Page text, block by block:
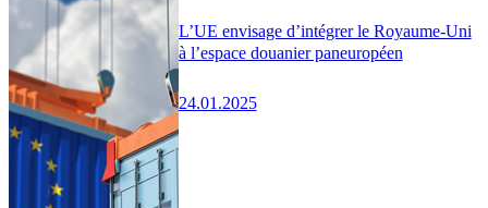
L’UE envisage d’intégrer le Royaume-Uni
à l’espace douanier paneuropéen
24.01.2025